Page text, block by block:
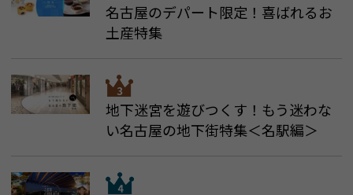
名古屋のデパート限定！喜ばれるお
土産特集
地下迷宮を遊びつくす！もう迷わな
い名古屋の地下街特集＜名駅編＞